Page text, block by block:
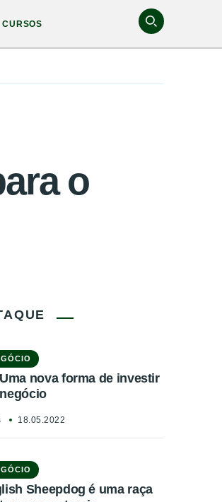
CURSOS
o
nova forma de investir
18.05.2022
Sheepdog é uma raça